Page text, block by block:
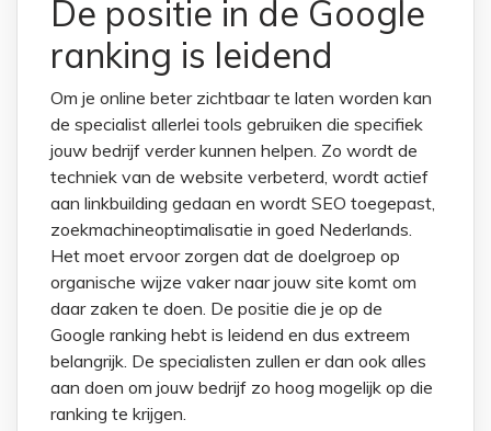
De positie in de Google
ranking is leidend
Om je online beter zichtbaar te laten worden kan
de specialist allerlei tools gebruiken die specifiek
jouw bedrijf verder kunnen helpen. Zo wordt de
techniek van de website verbeterd, wordt actief
aan linkbuilding gedaan en wordt SEO toegepast,
zoekmachineoptimalisatie in goed Nederlands.
Het moet ervoor zorgen dat de doelgroep op
organische wijze vaker naar jouw site komt om
daar zaken te doen. De positie die je op de
Google ranking hebt is leidend en dus extreem
belangrijk. De specialisten zullen er dan ook alles
aan doen om jouw bedrijf zo hoog mogelijk op die
ranking te krijgen.